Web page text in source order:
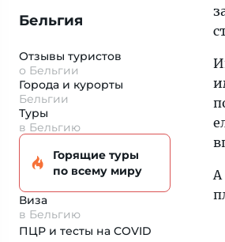
Бельгия
Отзывы туристов
о Бельгии
Города и курорты
Бельгии
Туры
в Бельгию
Горящие туры
по всему миру
Виза
в Бельгию
ПЦР и тесты на COVID
А